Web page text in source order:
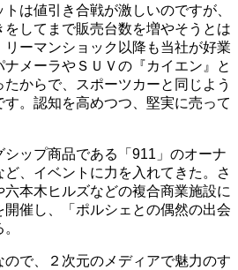
トは値引き合戦が激しいのですが、
してまで販売台数を増やそうとは
ーマンショック以降も当社が好業
メーラやＳＵＶの『カイエン』と
からで、スポーツカーと同じよう
。認知を高めつつ、堅実に売って
ップ商品である「911」のオーナ
、イベントに力を入れてきた。さ
本木ヒルズなどの複合商業施設に
催し、「ポルシェとの偶然の出会
で、２次元のメディアで魅力のす